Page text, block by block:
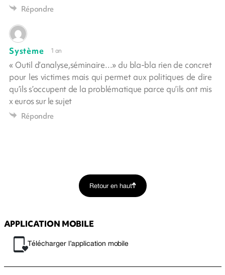
Répondre
Système 1 an
« Outil d’analyse,séminaire…» du bla-bla rien de concret
pour les victimes mais qui permet aux politiques de dire
qu’ils s’occupent de la problématique parce qu’ils ont mis
x euros sur le sujet
Répondre
Retour en haut
APPLICATION MOBILE
Télécharger l’application mobile